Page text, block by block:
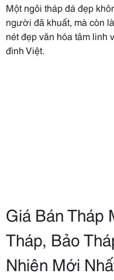
Một ngôi tháp đá đẹp
người đã khuất, mà còn
nét đẹp văn hóa tâm linh
đình Việt.
Giá Bán Tháp
Tháp, Bảo
Nhiên Mới